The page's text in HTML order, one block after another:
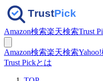
Amazon検索楽天検索Trust
Amazon検索楽天検索
Trust Pickとは